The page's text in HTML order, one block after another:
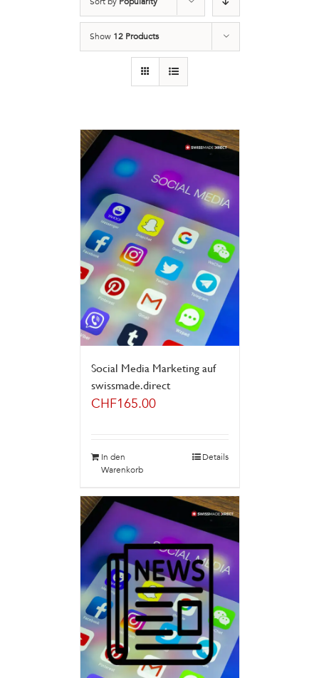
Show 12 Products
Social Media Marketing auf
swissmade.direct
CHF165.00
In den
Warenkorb
Details